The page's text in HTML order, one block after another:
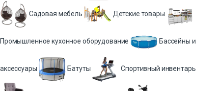
Садовая мебель Детские товары
Промышленное кухонное оборудование Бассейны и
аксессуары Батуты Спортивный инвентарь